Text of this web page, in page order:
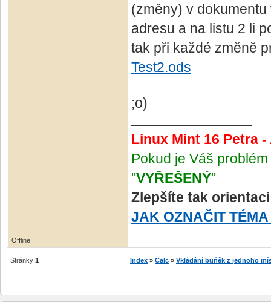
(změny) v
adresu a na listu 2 li
tak při každé změně
Test2.ods
;o)
Linux Mint 16 Petra
Pokud je Váš
"VYŘEŠENÝ"
Zlepšíte tak
JAK OZNAČIT TÉMA
Offline
Stránky 1 Index » Calc » Vkládání buňěk z jednoho